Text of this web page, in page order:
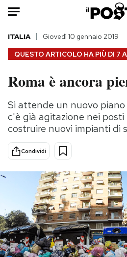
Auto
HOME
Italia
Politica
Tecnologia
Scienza
Economia
Sport
PODCAST
QUESTO ARTICOLO HA PIÙ DI 7
ITALIA Giovedì 10 gennaio 2019
Roma è ancora
Si attende un nuovo
c'è già agitazione nei
costruire nuovi impianti di
Condividi